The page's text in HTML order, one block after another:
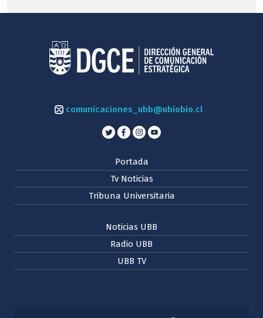
comunicaciones_ubb@ubiobio.cl
Portada
Tv Noticias
Tribuna Universitaria
Noticias UBB
Radio UBB
UBB TV